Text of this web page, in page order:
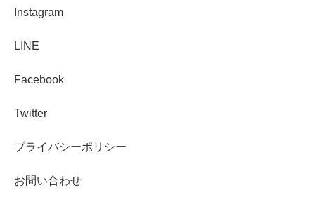
Instagram
LINE
Facebook
Twitter
プライバシーポリシー
お問い合わせ